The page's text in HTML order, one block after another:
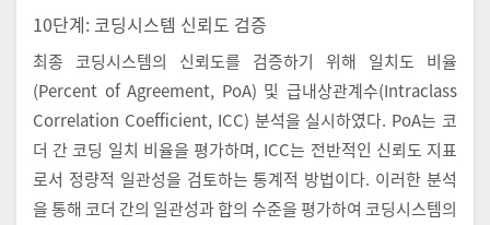
10단계: 코딩시스템 신뢰도 검증
최종 코딩시스템의 신뢰도를 검증하기 위해 일치도 비율
(Percent of Agreement, PoA) 및 급내상관계수(Intraclass
Correlation Coefficient, ICC) 분석을 실시하였다. PoA는 코
더 간 코딩 일치 비율을 평가하며, ICC는 전반적인 신뢰도 지표
로서 정량적 일관성을 검토하는 통계적 방법이다. 이러한 분석
을 통해 코더 간의 일관성과 합의 수준을 평가하여 코딩시스템의